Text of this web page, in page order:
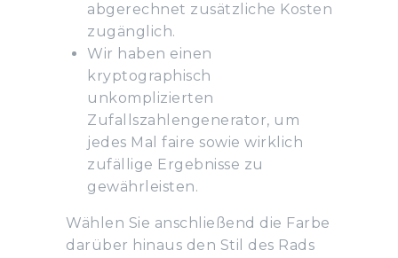
abgerechnet zusätzliche Kosten
zugänglich.
Wir haben einen
kryptographisch
unkomplizierten
Zufallszahlengenerator, um
jedes Mal faire sowie wirklich
zufällige Ergebnisse zu
gewährleisten.
Wählen Sie anschließend die Farbe
darüber hinaus den Stil des Rads